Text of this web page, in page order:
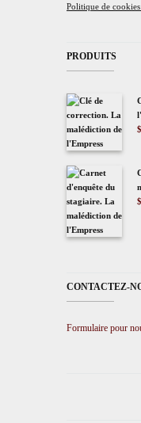
Politique de
PRODUITS
CONTACTEZ-
Formulaire pour